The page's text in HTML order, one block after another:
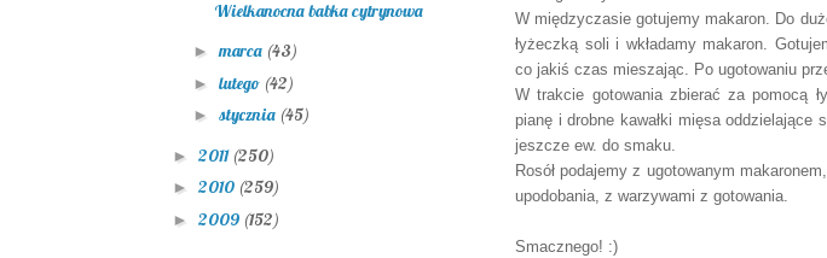
W międzyczasie gotujemy makaron. Do
łyżeczką soli i wkładamy makaron.
co jakiś czas mieszając. Po ugotowaniu
W trakcie gotowania zbierać za pomocą
pianę i drobne kawałki mięsa
jeszcze ew. do smaku.
Rosół podajemy z ugotowanym
upodobania, z warzywami z gotowania.
Smacznego! :)
Wielkanocna babka cytrynowa
►marca (43)
► lutego (42)
► stycznia (45)
► 2011 (250)
► 2010 (259)
► 2009 (152)